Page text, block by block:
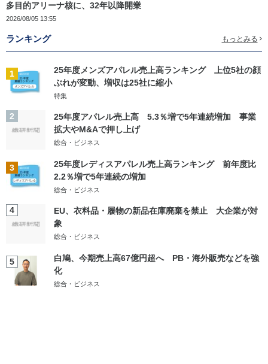
多目的アリーナ核に、32年以降開業
2026/08/05 13:55
ランキング もっとみる
1
25年度メンズアパレル売上高ランキング 上位5社の顔
ぶれが変動、増収は25社に縮小
特集
2
25年度アパレル売上高 5.3％増で5年連続増加 事業
拡大やM&Aで押し上げ
総合・ビジネス
3
25年度レディスアパレル売上高ランキング 前年度比
2.2％増で5年連続の増加
総合・ビジネス
4
EU、衣料品・履物の新品在庫廃棄を禁止 大企業が対
象
総合・ビジネス
5
白鳩、今期売上高67億円超へ PB・海外販売などを強
化
総合・ビジネス